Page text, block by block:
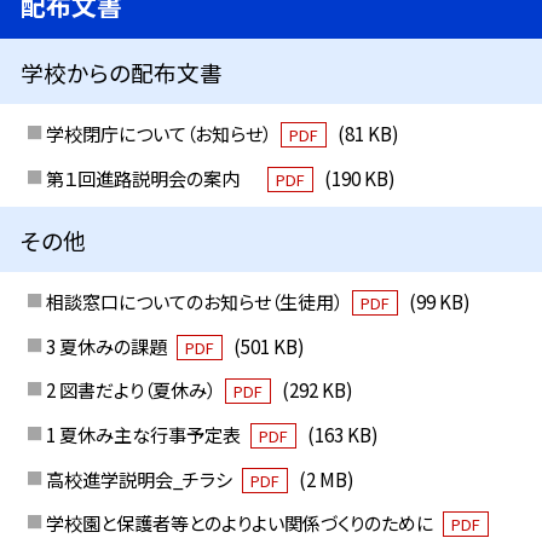
学校からの配布文書
学校閉庁について（お知らせ） PDF
(81 KB)
第１回進路説明会の案内
PDF (190 KB)
その他
相談窓口についてのお知らせ（生徒用） PDF
(99 KB)
3 夏休みの課題
PDF
(501 KB)
2 図書だより（夏休み）
PDF
(292 KB)
1 夏休み主な行事予定表
PDF
(163 KB)
高校進学説明会_チラシ
PDF
(2 MB)
学校園と保護者等とのよりよい関係づくりのために
PDF